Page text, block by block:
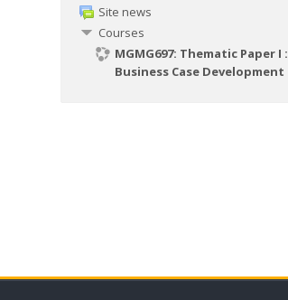
Site news
Courses
MGMG697: Thematic Paper I :
Business Case Development